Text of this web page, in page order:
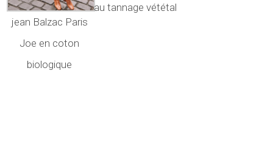
jean Balzac Paris
Joe en coton
biologique
au tannage vététal